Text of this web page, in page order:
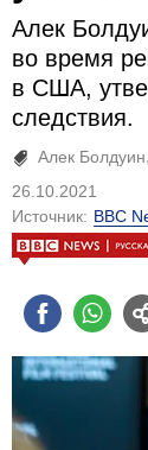
Алек
во время
в США,
следствия.
Алек Болдуин
26.10.2021
Источник: BBC